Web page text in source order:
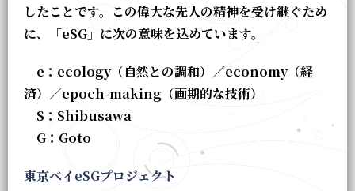
したことです。この偉大な先人の精神を受け継ぐため
に、「eSG」に次の意味を込めています。
e：ecology（自然との調和）／economy（経
済）／epoch-making（画期的な技術）
S：Shibusawa
G：Goto
東京ベイeSGプロジェクト